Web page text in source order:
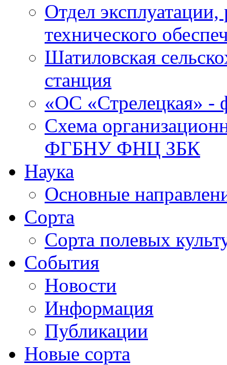
Отдел
технического
Шатиловская
станция
«ОС «Стрелецкая»
Схема
ФГБНУ ФНЦ ЗБК
Наука
Основные
Сорта
Сорта полевых
События
Новости
Информация
Публикации
Новые сорта